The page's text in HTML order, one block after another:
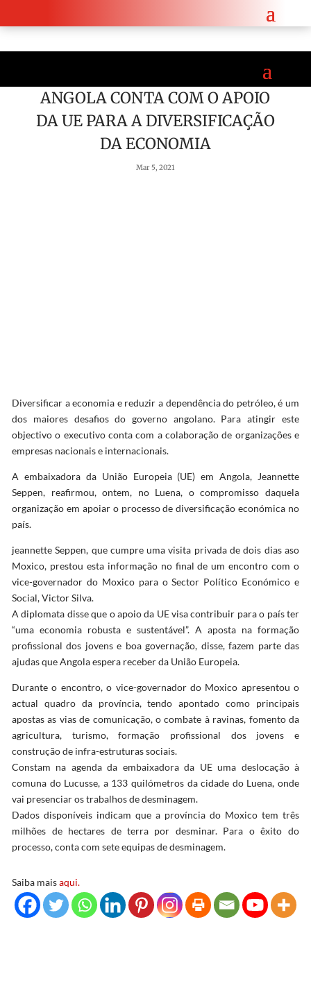
entre Angola e a República Checa.Saiba mais aqui!
ANGOLA CONTA COM O APOIO
DA UE PARA A DIVERSIFICAÇÃO
DA ECONOMIA
Mar 5, 2021
Diversificar a economia e reduzir a dependência do petróleo, é um
dos maiores desafios do governo angolano. Para atingir este
objectivo o executivo conta com a colaboração de organizações e
empresas nacionais e internacionais.
A embaixadora da União Europeia (UE) em Angola, Jeannette
Seppen, reafirmou, ontem, no Luena, o compromisso daquela
organização em apoiar o processo de diversificação económica no
país.
jeannette Seppen, que cumpre uma visita privada de dois dias aso
Moxico, prestou esta informação no final de um encontro com o
vice-governador do Moxico para o Sector Político Económico e
Social, Victor Silva.
A diplomata disse que o apoio da UE visa contribuir para o país ter
“uma economia robusta e sustentável”. A aposta na formação
profissional dos jovens e boa governação, disse, fazem parte das
ajudas que Angola espera receber da União Europeia.
Durante o encontro, o vice-governador do Moxico apresentou o
actual quadro da província, tendo apontado como principais
apostas as vias de comunicação, o combate à ravinas, fomento da
agricultura, turismo, formação profissional dos jovens e
construção de infra-estruturas sociais.
Constam na agenda da embaixadora da UE uma deslocação à
comuna do Lucusse, a 133 quilómetros da cidade do Luena, onde
vai presenciar os trabalhos de desminagem.
Dados disponíveis indicam que a província do Moxico tem três
milhões de hectares de terra por desminar. Para o êxito do
processo, conta com sete equipas de desminagem.
Saiba maisaqui.